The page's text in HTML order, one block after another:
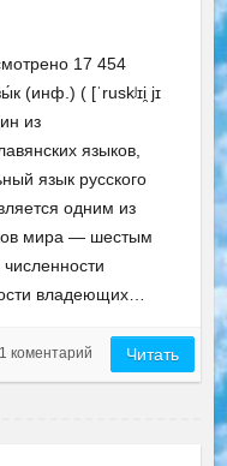
17 454
(инф.) ( [ˈruskʲɪi̯ jɪ
из
языков,
язык русского
одним из
мира — шестым
владеющих…
1 коментарий Читать